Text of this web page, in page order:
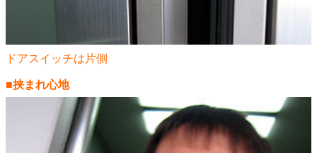
ドアスイッチは片側
■挟まれ心地